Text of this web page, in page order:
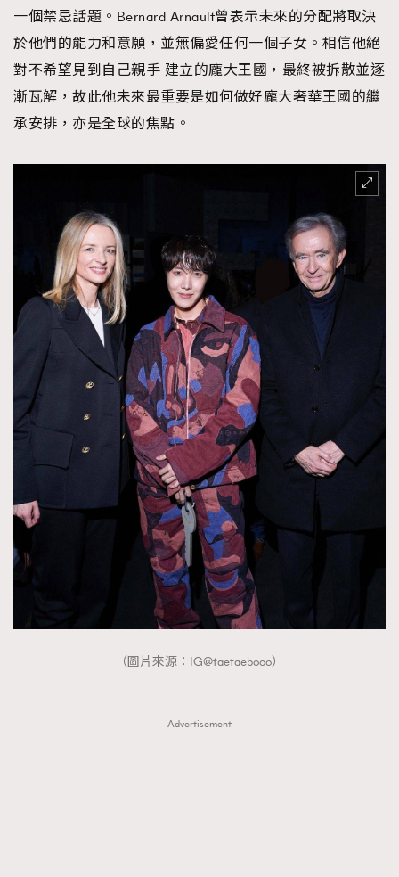
一個禁忌話題。Bernard Arnault曾表示未來的分配將取決
於他們的能力和意願，並無偏愛任何一個子女。相信他絕
對不希望見到自己親手 建立的龐大王國，最終被拆散並逐
漸瓦解，故此他未來最重要是如何做好龐大奢華王國的繼
承安排，亦是全球的焦點。
（圖片來源：IG@taetaebooo）
Advertisement